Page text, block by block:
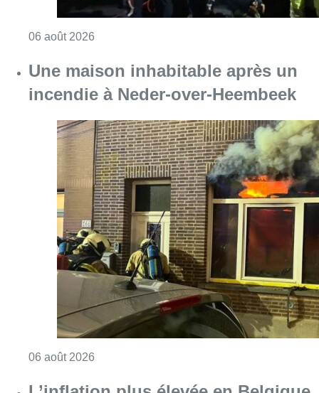
06 août 2026Consulter l'article "Une maison inhabitable
L’inflation plus élevée en Belgique
que dans les pays voisins au 2e
trimestre